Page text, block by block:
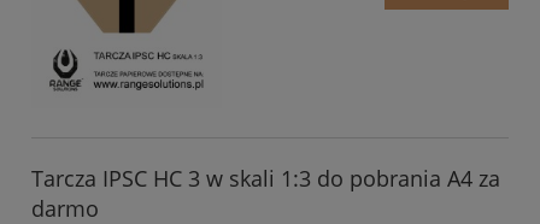
Tarcza IPSC HC 3 w skali 1:3 do pobrania A4 za
darmo